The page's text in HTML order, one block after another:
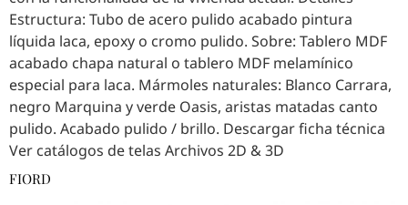
Estructura: Tubo de acero pulido acabado pintura
líquida laca, epoxy o cromo pulido. Sobre: Tablero MDF
acabado chapa natural o tablero MDF melamínico
especial para laca. Mármoles naturales: Blanco Carrara,
negro Marquina y verde Oasis, aristas matadas canto
pulido. Acabado pulido / brillo. Descargar ficha técnica
Ver catálogos de telas Archivos 2D & 3D
FIORD